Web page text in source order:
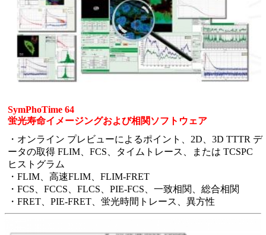
SymPhoTime 64
蛍光寿命イメージングおよび相関ソフトウェア
・オンライン プレビューによるポイント、2D、3D TTTR デ
ータの取得 FLIM、FCS、タイムトレース、または TCSPC
ヒストグラム
・FLIM、高速FLIM、FLIM-FRET
・FCS、FCCS、FLCS、PIE-FCS、一致相関、総合相関
・FRET、PIE-FRET、蛍光時間トレース、異方性